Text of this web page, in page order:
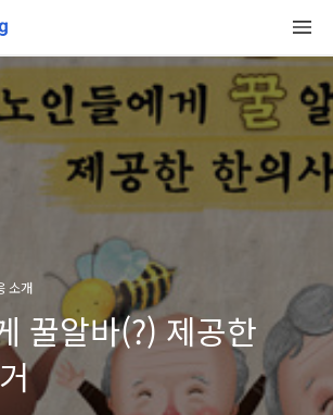
소개
꿀알바(?) 제공한